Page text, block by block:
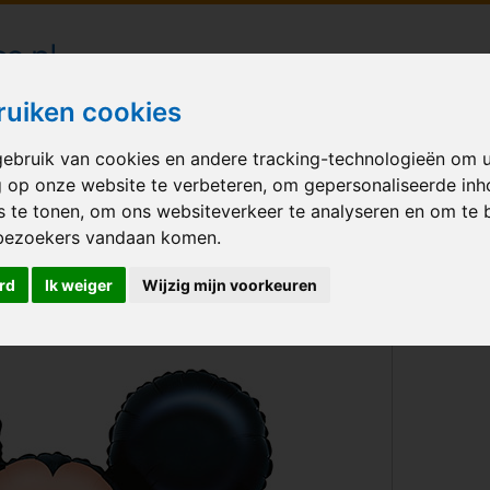
cookies
van cookies en andere tracking-technologieën om
op onze website te verbeteren, om gepersonaliseerde
te tonen, om ons websiteverkeer te analyseren en om te
vandaan komen.
Ik weiger Wijzig mijn voorkeuren
bezorgd in heel Nederland
BALLONNEN GELEGENHEID VERHUUR BEDRUKKEN